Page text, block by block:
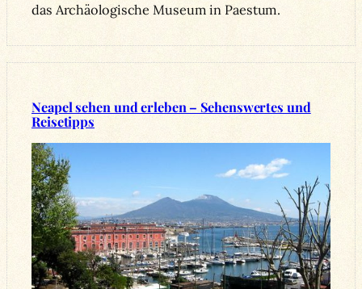
das Archäologische Museum in Paestum.
Neapel sehen und erleben – Sehenswertes und
Reisetipps